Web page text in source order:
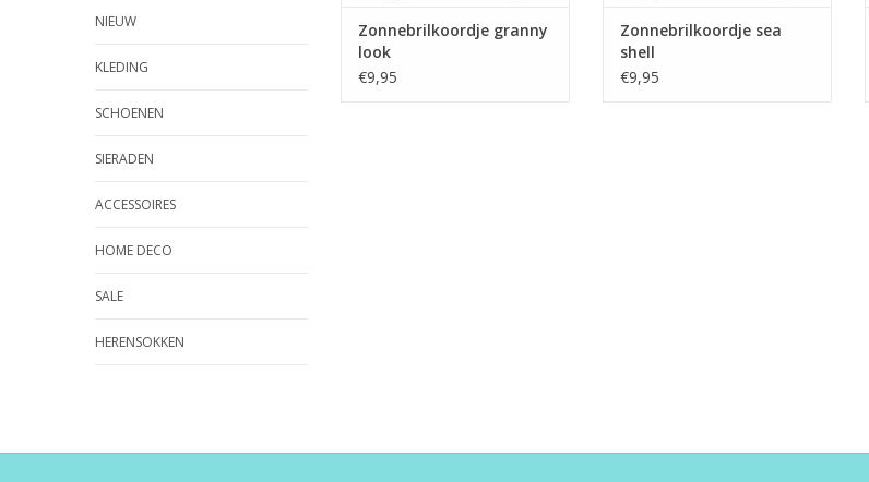
NIEUW
KLEDING
SCHOENEN
SIERADEN
ACCESSOIRES
HOME DECO
SALE
HERENSOKKEN
Zonnebrilkoordje granny
look
€9,95
Zonnebrilkoordje sea
shell
€9,95